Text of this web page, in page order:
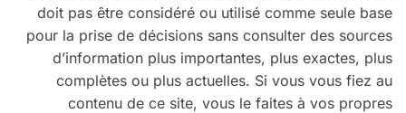
doit pas être considéré ou utilisé comme seule base
pour la prise de décisions sans consulter des sources
d’information plus importantes, plus exactes, plus
complètes ou plus actuelles. Si vous vous fiez au
contenu de ce site, vous le faites à vos propres